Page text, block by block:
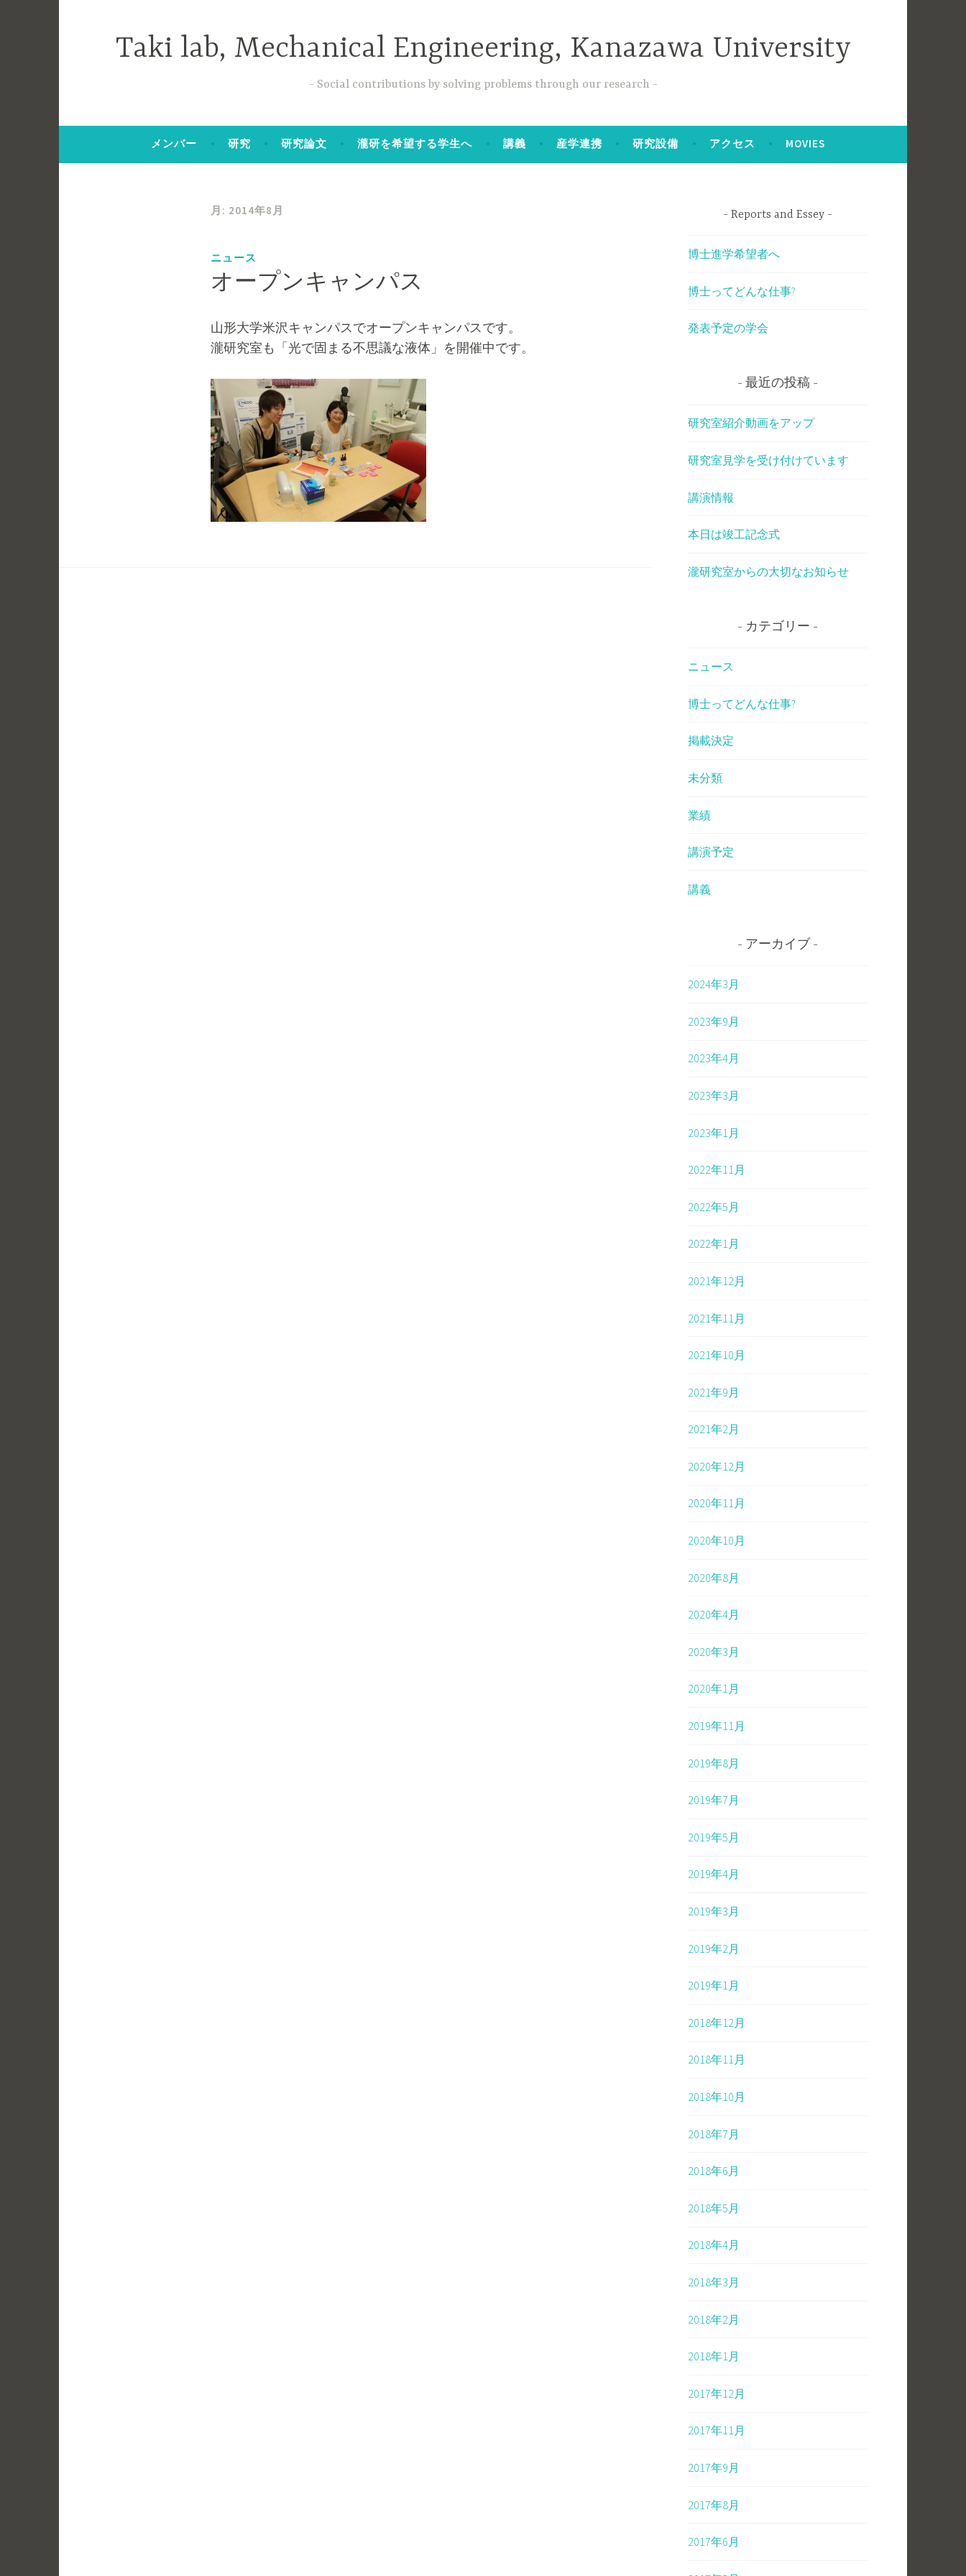
ス
Taki lab, Mechanical Engineering, Kanazawa University
Social contributions by solving problems through our research
メンバー 研究 研究論文 瀧研を希望する学生へ 講義 産学連携 研究設備 アクセス MOVIES
月: 2014年8月
ニュース
オープンキャンパス
山形大学米沢キャンパスでオープンキャンパスです。
瀧研究室も「光で固まる不思議な液体」を開催中です。
Reports and Essey
博士進学希望者へ
博士ってどんな仕事?
発表予定の学会
最近の投稿
研究室紹介動画をアップ
研究室見学を受け付けています
講演情報
本日は竣工記念式
瀧研究室からの大切なお知らせ
カテゴリー
ニュース
博士ってどんな仕事?
掲載決定
未分類
業績
講演予定
講義
アーカイブ
2024年3月
2023年9月
2023年4月
2023年3月
2023年1月
2022年11月
2022年5月
2022年1月
2021年12月
2021年11月
2021年10月
2021年9月
2021年2月
2020年12月
2020年11月
2020年10月
2020年8月
2020年4月
2020年3月
2020年1月
2019年11月
2019年8月
2019年7月
2019年5月
2019年4月
2019年3月
2019年2月
2019年1月
2018年12月
2018年11月
2018年10月
2018年7月
2018年6月
2018年5月
2018年4月
2018年3月
2018年2月
2018年1月
2017年12月
2017年11月
2017年9月
2017年8月
2017年6月